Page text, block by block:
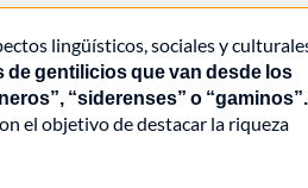
lingüísticos, sociales y
gentilicios que van desde los
“siderenses” o “gaminos”.
el objetivo de destacar la riqueza